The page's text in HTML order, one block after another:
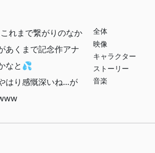
全体
映像
キャラクター
ストーリー
音楽
れまで繋がりのなか
あくまで記念作アナ
なと💦
はり感慨深いね…が